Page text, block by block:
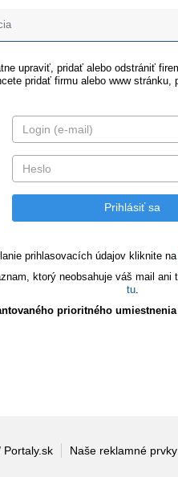
upraviť, pridať alebo odstrániť
pridať firmu alebo www stránku,
prihlasovacích údajov kliknite na
ktorý neobsahuje váš mail
tu.
prioritného
Portaly.sk Naše reklamné prvky